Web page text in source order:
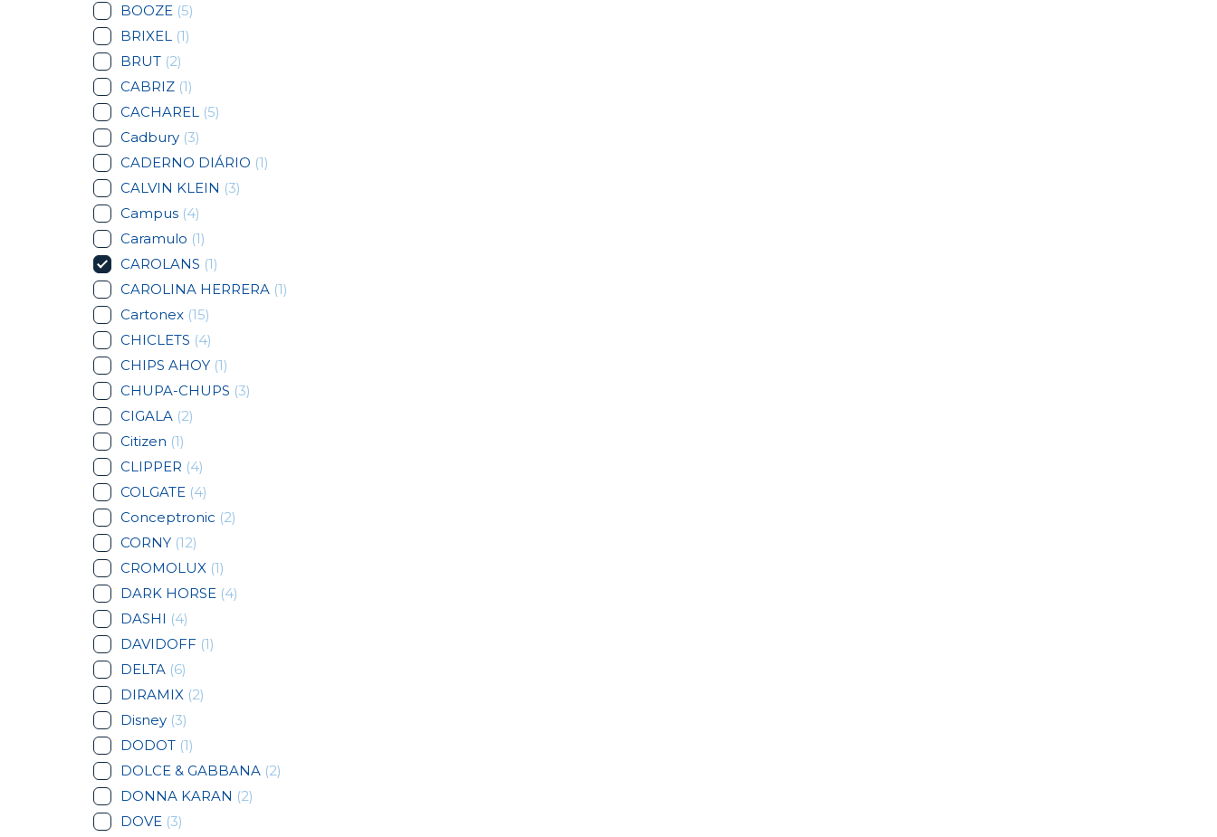
BOOZE (5)
BRIXEL (1)
BRUT (2)
CABRIZ (1)
CACHAREL (5)
Cadbury (3)
CADERNO DIÁRIO (1)
CALVIN KLEIN (3)
Campus (4)
Caramulo (1)
CAROLANS (1)
CAROLINA HERRERA (1)
Cartonex (15)
CHICLETS (4)
CHIPS AHOY (1)
CHUPA-CHUPS (3)
CIGALA (2)
Citizen (1)
CLIPPER (4)
COLGATE (4)
Conceptronic (2)
CORNY (12)
CROMOLUX (1)
DARK HORSE (4)
DASHI (4)
DAVIDOFF (1)
DELTA (6)
DIRAMIX (2)
Disney (3)
DODOT (1)
DOLCE & GABBANA (2)
DONNA KARAN (2)
DOVE (3)